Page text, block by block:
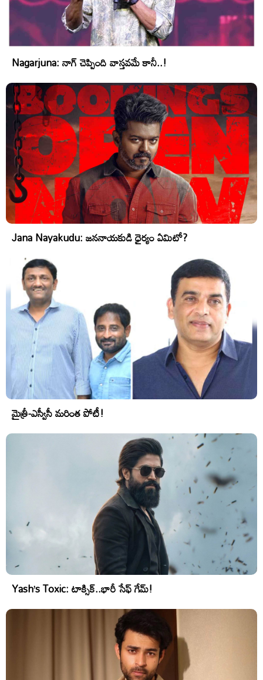
Nagarjuna: నాగ్ చెప్పింది వాస్తవమే కానీ..!
Jana Nayakudu: జననాయకుడి ధైర్యం ఏమిటో?
మైత్రీ-ఎస్వీసీ మరింత పోటీ!
Yash’s Toxic: టాక్సిక్..భారీ సేఫ్ గేమ్!